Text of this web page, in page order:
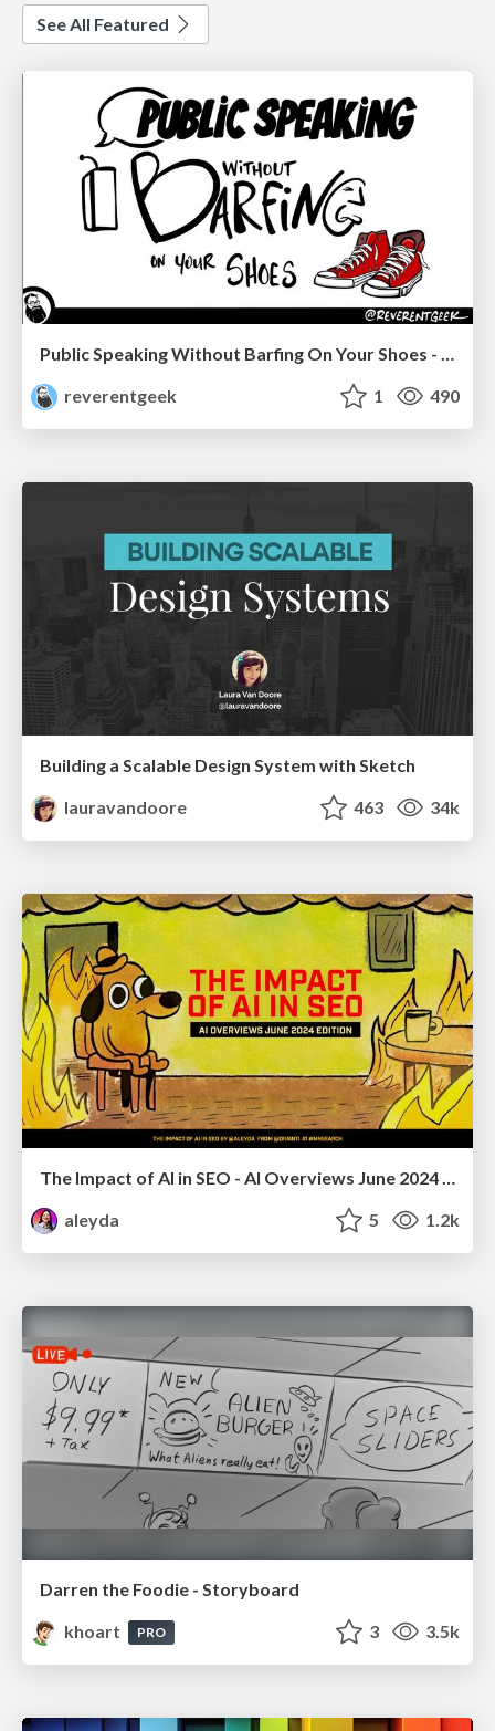
See All Featured
Public Speaking Without Barfing On Your Shoes - THAT 2023
reverentgeek
1 490
Building a Scalable Design System with Sketch
lauravandoore
463 34k
The Impact of AI in SEO - AI Overviews June 2024 Edition
aleyda
5 1.2k
Darren the Foodie - Storyboard
khoart
PRO 3 3.5k